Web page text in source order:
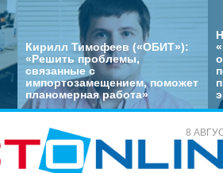
Кирилл Тимофеев («ОБИТ»):
«Решить проблемы,
связанные с
импортозамещением, поможет
планомерная работа»
8